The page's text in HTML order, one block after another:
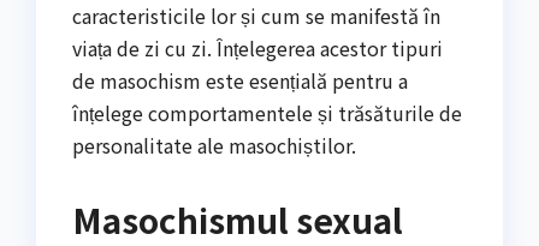
caracteristicile lor și cum se manifestă în
viața de zi cu zi. Înțelegerea acestor tipuri
de masochism este esențială pentru a
înțelege comportamentele și trăsăturile de
personalitate ale masochiștilor.
Masochismul sexual